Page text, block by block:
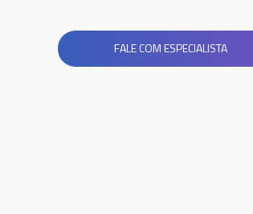
FALE COM ESPECIALISTA